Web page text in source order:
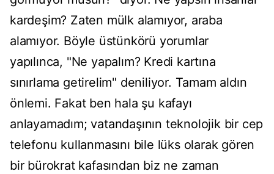
kardeşim? Zaten mülk alamıyor, araba
alamıyor. Böyle üstünkörü yorumlar
yapılınca, "Ne yapalım? Kredi kartına
sınırlama getirelim" deniliyor. Tamam aldın
önlemi. Fakat ben hala şu kafayı
anlayamadım; vatandaşının teknolojik bir cep
telefonu kullanmasını bile lüks olarak gören
bir bürokrat kafasından biz ne zaman